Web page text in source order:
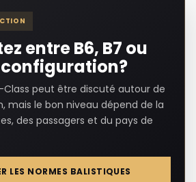
entre B6, B7 ou
Class peut être discuté autour de
mais le bon niveau dépend de la
des passagers et du pays de
LES NORMES BALISTIQUES